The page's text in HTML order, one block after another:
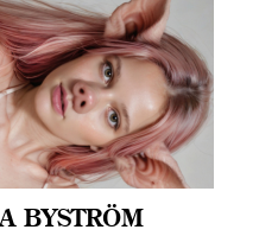
BYSTRÖM